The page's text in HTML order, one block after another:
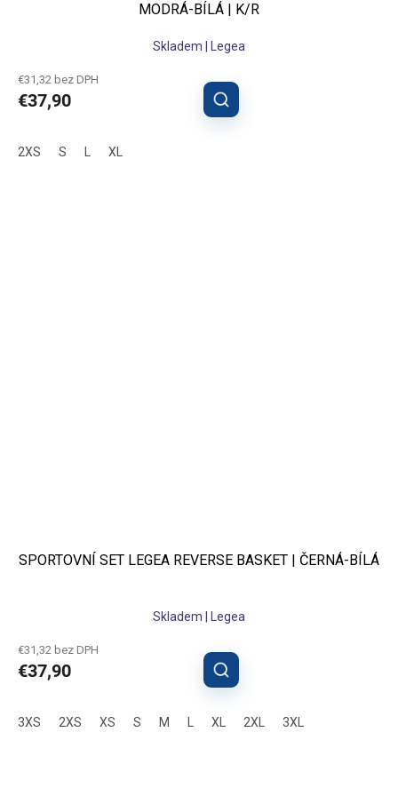
MODRÁ-BÍLÁ | K/R
Skladem | Legea
€31,32 bez DPH
€37,90
2XS S XL
SPORTOVNÍ SET LEGEA REVERSE BASKET | ČERNÁ-BÍLÁ
Skladem | Legea
€31,32 bez DPH
€37,90
3XS 2XS XS S M XL 2XL 3XL